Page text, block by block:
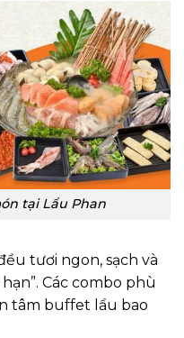
tại Lẩu Phan
tươi ngon, sạch và
Các combo phù
tâm buffet lẩu bao